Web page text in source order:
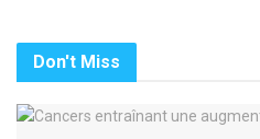
Don't Miss